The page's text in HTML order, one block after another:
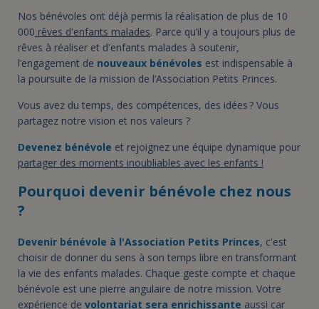
Nos bénévoles ont déjà permis la réalisation de plus de 10
000 rêves d'enfants malades. Parce qu’il y a toujours plus de
rêves à réaliser et d'enfants malades à soutenir,
l’engagement de nouveaux bénévoles est indispensable à
la poursuite de la mission de l’Association Petits Princes.
Vous avez du temps, des compétences, des idées ? Vous
partagez notre vision et nos valeurs ?
Devenez bénévole et rejoignez une équipe dynamique pour
partager des moments inoubliables avec les enfants !
Pourquoi devenir bénévole chez nous
?
Devenir bénévole à l'Association Petits Princes, c'est
choisir de donner du sens à son temps libre en transformant
la vie des enfants malades. Chaque geste compte et chaque
bénévole est une pierre angulaire de notre mission. Votre
expérience de volontariat sera enrichissante aussi car